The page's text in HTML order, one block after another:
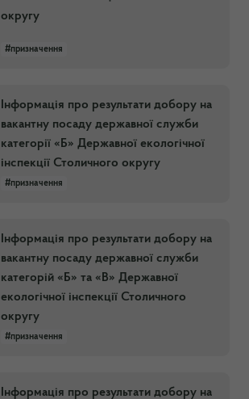
округу
#призначення
Інформація про результати добору на
вакантну посаду державної служби
категорії «Б» Державної екологічної
інспекції Столичного округу
#призначення
Інформація про результати добору на
вакантну посаду державної служби
категорій «Б» та «В» Державної
екологічної інспекції Столичного
округу
#призначення
Інформація про результати добору на